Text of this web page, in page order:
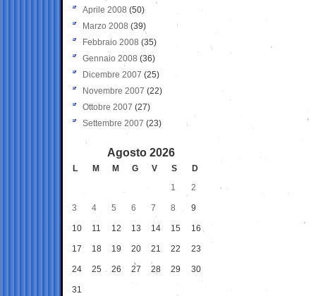
Aprile 2008 (50)
Marzo 2008 (39)
Febbraio 2008 (35)
Gennaio 2008 (36)
Dicembre 2007 (25)
Novembre 2007 (22)
Ottobre 2007 (27)
Settembre 2007 (23)
Agosto 2026
L M M G V S
D
1
2
3 4 5 6 7 8 9
10 11 12 13 14 15 16
17 18 19 20 21 22 23
24 25 26 27 28 29 30
31